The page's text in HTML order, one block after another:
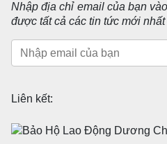
Nhập địa chỉ email của bạn
được tất cả các tin tức mới
Liên kết: